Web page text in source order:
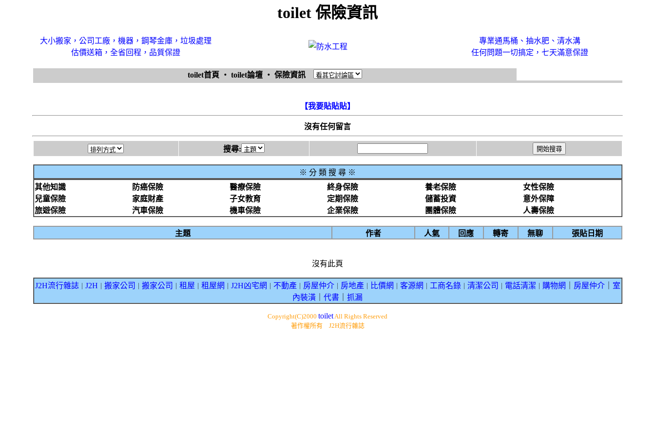
toilet 保險資訊
大小搬家，公司工廠，機器，鋼琴金庫，垃圾處理
估價送箱，全省回程，品質保證
專業通馬桶、抽水肥、清水溝
任何問題一切搞定，七天滿意保證
toilet首頁 ‧ toilet論壇 ‧ 保險資訊
【我要貼貼貼】
沒有任何留言
搜尋:
※ 分 類 搜 尋 ※
其他知識
防癌保險 醫療保險 終身保險 養老保險
女性保險
兒童保險
家庭財產 子女教育 定期保險 儲蓄投資
意外保障
旅遊保險
汽車保險 機車保險 企業保險 團體保險 人壽保險
主題 作者 人氣 回應 轉寄 無聊 張貼日期
沒有此頁
J2H流行雜誌｜ J2H 搬家公司 搬家公司 租屋 租屋網 J2H凶宅網 不動產｜ 房屋仲介｜ 房地產｜ 比價網 客源網 工商名錄｜ 清潔公司 電話清潔 購物網 房屋仲介｜ 室
內裝潢
代書 抓漏
Copyright(C)2000 toiletAll Rights Reserved
著作權所有 J2H流行雜誌